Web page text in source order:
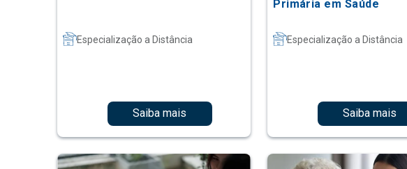
Especialização a Distância
Saiba mais
Primária em Saúde
Especialização a Distância
Saiba mais